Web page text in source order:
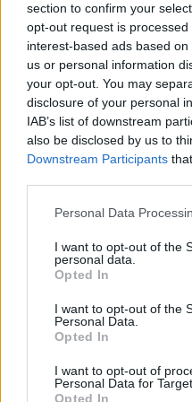
section to confirm your
opt-out request is
interest-based ads based
us or personal information
your opt-out. You may
disclosure of your personal
IAB’s list of downstream
also be disclosed by us to
Downstream Participants
Personal Data
I want to opt-out of the
personal data.
Opted In
I want to opt-out of the
Personal Data.
Opted In
I want to opt-out of
Personal Data for
Opted In
ενός μηχανισμού
αλλαγή πορείας της
μέρη του
περισσότερο.
Ευτυχώς, όλοι οι
αρχικό μέγεθος του
μετά από έξι μήνες.
περισσότεροι
μικρότερες
αντιμετωπίσουν τα
αποστάσεις δρομείς